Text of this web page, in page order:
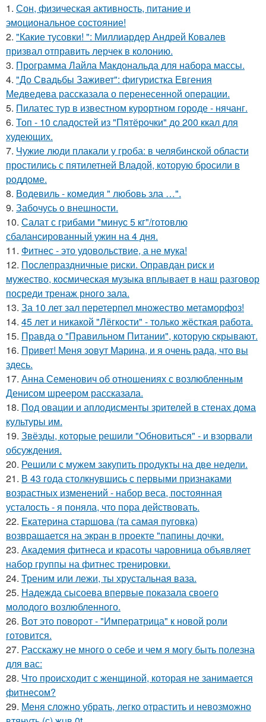
1. Сон, физическая активность, питание и
эмоциональное состояние!
2. "Какие тусовки! ": Миллиардер Андрей Ковалев
призвал отправить лерчек в колонию.
3. Программа Лайла Макдональда для набора массы.
4. "До Свадьбы Заживет": фигуристка Евгения
Медведева рассказала о перенесенной операции.
5. Пилатес тур в известном курортном городе - нячанг.
6. Топ - 10 сладостей из "Пятёрочки" до 200 ккал для
худеющих.
7. Чужие люди плакали у гроба: в челябинской области
простились с пятилетней Владой, которую бросили в
роддоме.
8. Водевиль - комедия " любовь зла …".
9. Забочусь о внешности.
10. Салат с грибами "минус 5 кг"/готовлю
сбалансированный ужин на 4 дня.
11. Фитнес - это удовольствие, а не мука!
12. Послепраздничные риски. Оправдан риск и
мужество, космическая музыка вплывает в наш разговор
посреди тренаж рного зала.
13. За 10 лет зал перетерпел множество метаморфоз!
14. 45 лет и никакой "Лёгкости" - только жёсткая работа.
15. Правда о "Правильном Питании", которую скрывают.
16. Привет! Меня зовут Марина, и я очень рада, что вы
здесь.
17. Анна Семенович об отношениях с возлюбленным
Денисом шреером рассказала.
18. Под овации и аплодисменты зрителей в стенах дома
культуры им.
19. Звёзды, которые решили "Обновиться" - и взорвали
обсуждения.
20. Решили с мужем закупить продукты на две недели.
21. В 43 года столкнувшись с первыми признаками
возрастных изменений - набор веса, постоянная
усталость - я поняла, что пора действовать.
22. Екатерина старшова (та самая пуговка)
возвращается на экран в проекте "папины дочки.
23. Академия фитнеса и красоты чаровница объявляет
набор группы на фитнес тренировки.
24. Треним или лежи, ты хрустальная ваза.
25. Надежда сысоева впервые показала своего
молодого возлюбленного.
26. Вот это поворот - "Императрица" к новой роли
готовится.
27. Расскажу не много о себе и чем я могу быть полезна
для вас:
28. Что происходит с женщиной, которая не занимается
фитнесом?
29. Меня сложно убрать, легко отрастить и невозможно